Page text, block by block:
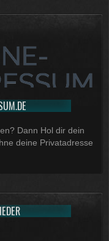
Dann Hol dir dein
deine Privatadresse